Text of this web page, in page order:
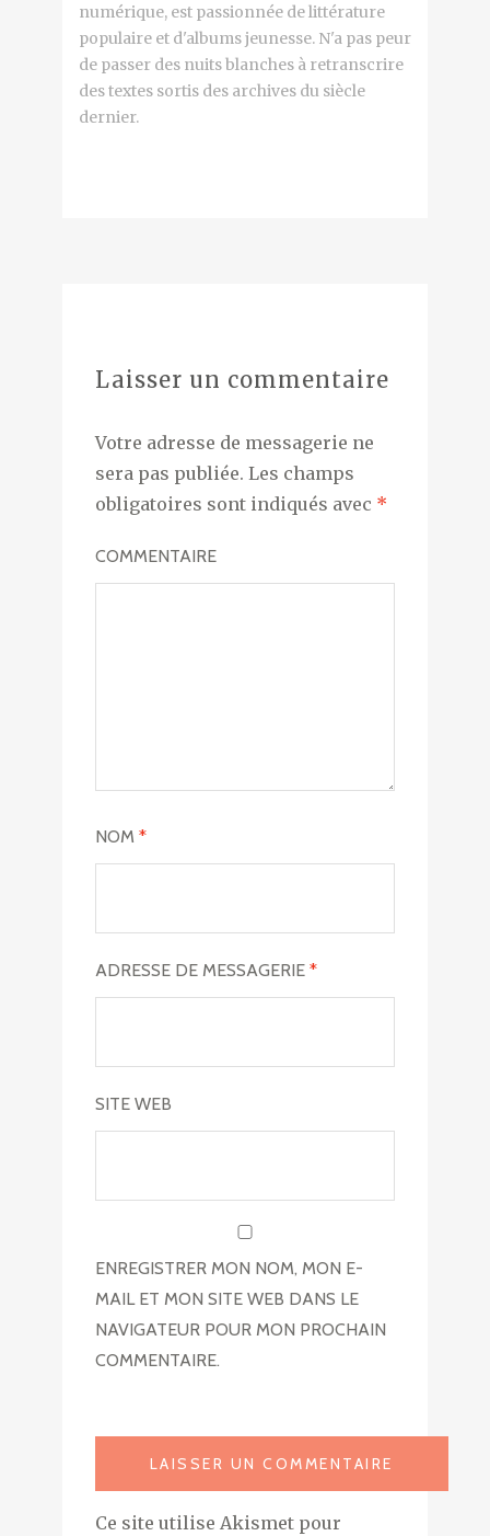
numérique, est passionnée de littérature
populaire et d'albums jeunesse. N'a pas peur
de passer des nuits blanches à retranscrire
des textes sortis des archives du siècle
dernier.
Laisser un commentaire
Votre adresse de messagerie ne
sera pas publiée. Les champs
obligatoires sont indiqués avec *
COMMENTAIRE
NOM *
ADRESSE DE MESSAGERIE *
SITE WEB
ENREGISTRER MON NOM, MON E-
MAIL ET MON SITE WEB DANS LE
NAVIGATEUR POUR MON PROCHAIN
COMMENTAIRE.
Ce site utilise Akismet pour